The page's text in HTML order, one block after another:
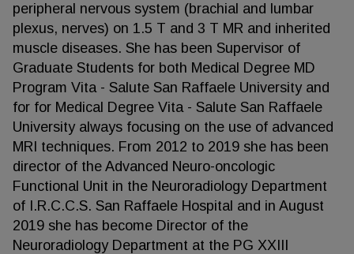
peripheral nervous system (brachial and lumbar
plexus, nerves) on 1.5 T and 3 T MR and inherited
muscle diseases. She has been Supervisor of
Graduate Students for both Medical Degree MD
Program Vita - Salute San Raffaele University and
for for Medical Degree Vita - Salute San Raffaele
University always focusing on the use of advanced
MRI techniques. From 2012 to 2019 she has been
director of the Advanced Neuro-oncologic
Functional Unit in the Neuroradiology Department
of I.R.C.C.S. San Raffaele Hospital and in August
2019 she has become Director of the
Neuroradiology Department at the PG XXIII